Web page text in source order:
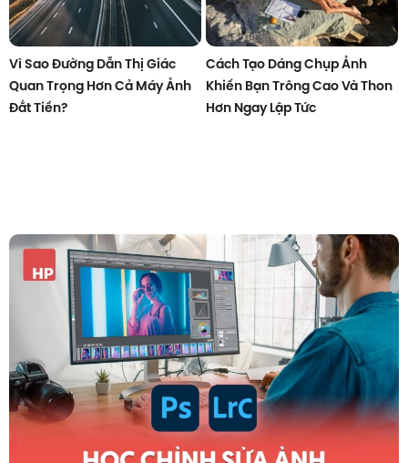
Vì Sao Đường Dẫn Thị Giác
Quan Trọng Hơn Cả Máy Ảnh
Đắt Tiền?
Cách Tạo Dáng Chụp Ảnh
Khiến Bạn Trông Cao Và Thon
Hơn Ngay Lập Tức